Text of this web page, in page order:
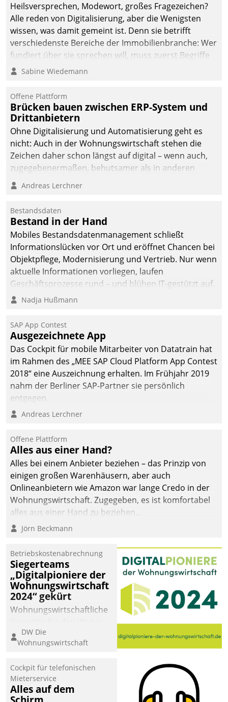
Heilsversprechen, Modewort, großes Fragezeichen?
Alle reden von Digitalisierung, aber die Wenigsten
wissen, was damit gemeint ist. Denn sie betrifft
verschiedenste Bereiche der Immobilienbranche: Wer
fundiert über sie sprechen will, muss zuerst Begriffe
klären. Ein Aspekt ist die betriebliche Optimierung:
Einsparungen durch optimierte und automatisierte
Prozesse. Doch man darf nicht zu viel erwarten: Allein
mit der Einführung einer neuen Software ist es nicht
getan. Die Digitalisierung erfordert von Unternehmen
die Bereitschaft, sich zu überprüfen, zu hinterfragen
und zu verändern.
Sabine Wiedemann
Offene Plattform
Brücken bauen zwischen ERP-System und
Drittanbietern
Ohne Digitalisierung und Automatisierung geht es
nicht: Auch in der Wohnungswirtschaft stehen die
Zeichen daher schon längst auf digital – wenn auch,
zugegebenermaßen, behutsamer als in anderen
Branchen.
Andreas Lerchner
Bestandsdaten
Bestand in der Hand
Mobiles Bestandsdatenmanagement schließt
Informationslücken vor Ort und eröffnet Chancen bei
Objektpflege, Modernisierung und Vertrieb. Nur wenn
aktuelle Informationen vorliegen, laufen
Geschäftsprozesse rund – und blühen IT-gestützt auf.
Nadja Hußmann
SAP App Contest
Ausgezeichnete App
Das Cockpit für mobile Mitarbeiter von Datatrain hat
im Rahmen des „MEE SAP Cloud Platform App Contest
2018“ eine Auszeichnung erhalten. Im Frühjahr 2019
nahm der Berliner SAP-Partner sie persönlich
entgegen.
Andreas Lerchner
Offene Plattform
Alles aus einer Hand?
Alles bei einem Anbieter beziehen – das Prinzip von
einigen großen Warenhäusern, aber auch
Onlineanbietern wie Amazon war lange Credo in der
Wohnungswirtschaft. Zugegeben, es ist komfortabel
alles aus einer Hand zu beziehen...
Jörn Beckmann
Betriebskostenabrechnung
Siegerteams
„Digitalpioniere der
Wohnungswirtschaft
2024“ gekürt
Wohnungswirtschaftliche
eine digitale Zukunft zu
finden, ist das Ziel des
der
Wohnungswirtschaft“.
Bewerben können sich
DW Die
Wohnungswirtschaft
Cockpit für telefonischen
Mieterservice
Alles auf dem